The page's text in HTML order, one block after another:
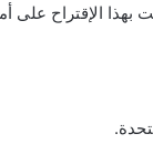
بهذا الإقتراح